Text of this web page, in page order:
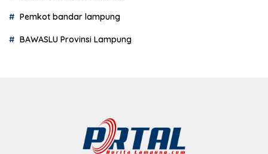
Pemkot bandar lampung
BAWASLU Provinsi Lampung